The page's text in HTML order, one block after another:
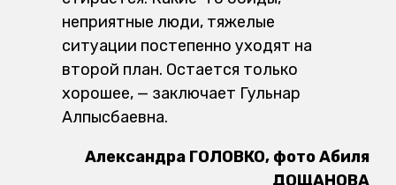
неприятные люди, тяжелые
ситуации постепенно уходят на
второй план. Остается только
хорошее, — заключает Гульнар
Алпысбаевна.
Александра ГОЛОВКО, фото Абиля
ДОЩАНОВА